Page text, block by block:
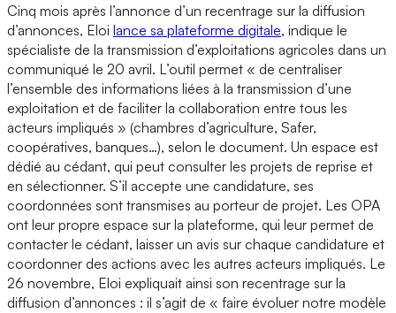
Cinq mois après l’annonce d’un recentrage sur la diffusion
d’annonces, Eloi lance sa plateforme digitale, indique le
spécialiste de la transmission d’exploitations agricoles dans un
communiqué le 20 avril. L’outil permet « de centraliser
l’ensemble des informations liées à la transmission d’une
exploitation et de faciliter la collaboration entre tous les
acteurs impliqués » (chambres d’agriculture, Safer,
coopératives, banques…), selon le document. Un espace est
dédié au cédant, qui peut consulter les projets de reprise et
en sélectionner. S’il accepte une candidature, ses
coordonnées sont transmises au porteur de projet. Les OPA
ont leur propre espace sur la plateforme, qui leur permet de
contacter le cédant, laisser un avis sur chaque candidature et
coordonner des actions avec les autres acteurs impliqués. Le
26 novembre, Eloi expliquait ainsi son recentrage sur la
diffusion d’annonces : il s’agit de « faire évoluer notre modèle